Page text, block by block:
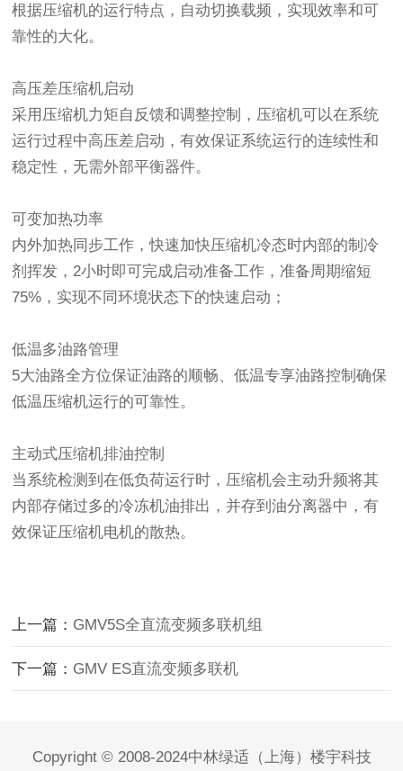
根据压缩机的运行特点，自动切换载频，实现效率和可
靠性的大化。
高压差压缩机启动
采用压缩机力矩自反馈和调整控制，压缩机可以在系统
运行过程中高压差启动，有效保证系统运行的连续性和
稳定性，无需外部平衡器件。
可变加热功率
内外加热同步工作，快速加快压缩机冷态时内部的制冷
剂挥发，2小时即可完成启动准备工作，准备周期缩短
75%，实现不同环境状态下的快速启动；
低温多油路管理
5大油路全方位保证油路的顺畅、低温专享油路控制确保
低温压缩机运行的可靠性。
主动式压缩机排油控制
当系统检测到在低负荷运行时，压缩机会主动升频将其
内部存储过多的冷冻机油排出，并存到油分离器中，有
效保证压缩机电机的散热。
上一篇： GMV5S全直流变频多联机组
下一篇： GMV ES直流变频多联机
Copyright © 2008-2024中林绿适（上海）楼宇科技